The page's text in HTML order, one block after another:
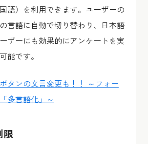
語）を利用できます。ユーザーの
言語に自動で切り替わり、日本語
ザーにも効果的にアンケートを実
能です。
ボタンの文言変更も！！ ～フォー
多言語化」～
限